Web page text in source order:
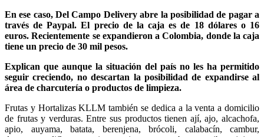
En ese caso, Del Campo Delivery abre la posibilidad de pagar a
través de Paypal. El precio de la caja es de 18 dólares o 16
euros. Recientemente se expandieron a Colombia, donde la caja
tiene un precio de 30 mil pesos.
Explican que aunque la situación del país no les ha permitido
seguir creciendo, no descartan la posibilidad de expandirse al
área de charcutería o productos de limpieza.
Frutas y Hortalizas KLLM también se dedica a la venta a domicilio
de frutas y verduras. Entre sus productos tienen ají, ajo, alcachofa,
apio, auyama, batata, berenjena, brócoli, calabacín, cambur,